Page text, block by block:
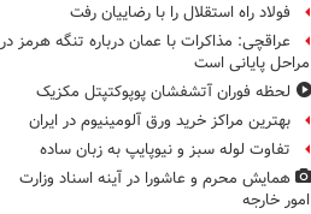
فولاد راه استقلال را با رضاییان رفت
عراقچی: مذاکرات با عمان درباره تنگه هرمز در
مراحل پایانی است
لحظه فوران آتشفشان پوپوکتپتل مکزیک
بهترین مراکز خرید ورق آلومینیوم در ایران
تفاوت لوله سبز و نیوپایپ به زبان ساده
همایش محرم و عاشورا در آینه اسناد وزارت
امور خارجه